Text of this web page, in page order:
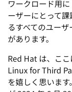
ワークロード用
ーザーにとって
るすべてのユー
があります。
Red Hat は、こ
Linux for Third
を嬉しく思いま